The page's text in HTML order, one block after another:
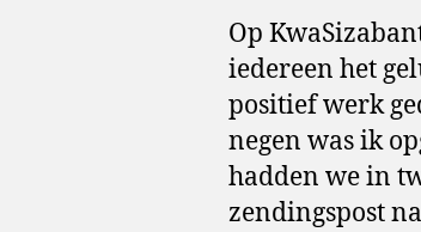
Op
iedereen het
positief werk
negen was ik
hadden we in
zendingspost